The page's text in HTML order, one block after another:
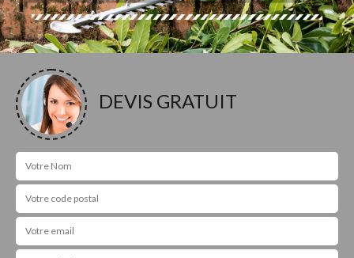
DEVIS GRATUIT